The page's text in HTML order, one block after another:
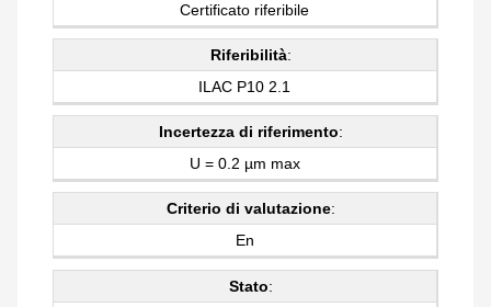
Certificato riferibile
Riferibilità:
ILAC P10 2.1
Incertezza di riferimento:
U = 0.2 µm max
Criterio di valutazione:
En
Stato: